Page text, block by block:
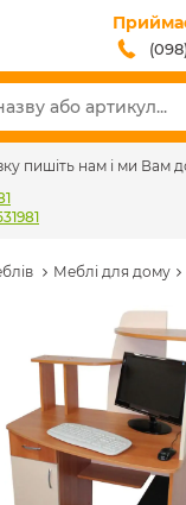
пишіть нам і ми Вам
Меблі для дому